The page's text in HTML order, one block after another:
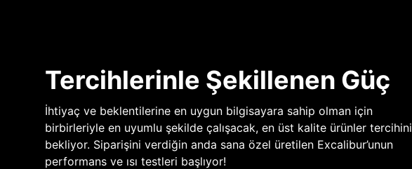
Tercihlerinle Şekillenen Güç
İhtiyaç ve beklentilerine en uygun bilgisayara sahip olman için
birbirleriyle en uyumlu şekilde çalışacak, en üst kalite ürünler tercihini
bekliyor. Siparişini verdiğin anda sana özel üretilen Excalibur’unun
performans ve ısı testleri başlıyor!